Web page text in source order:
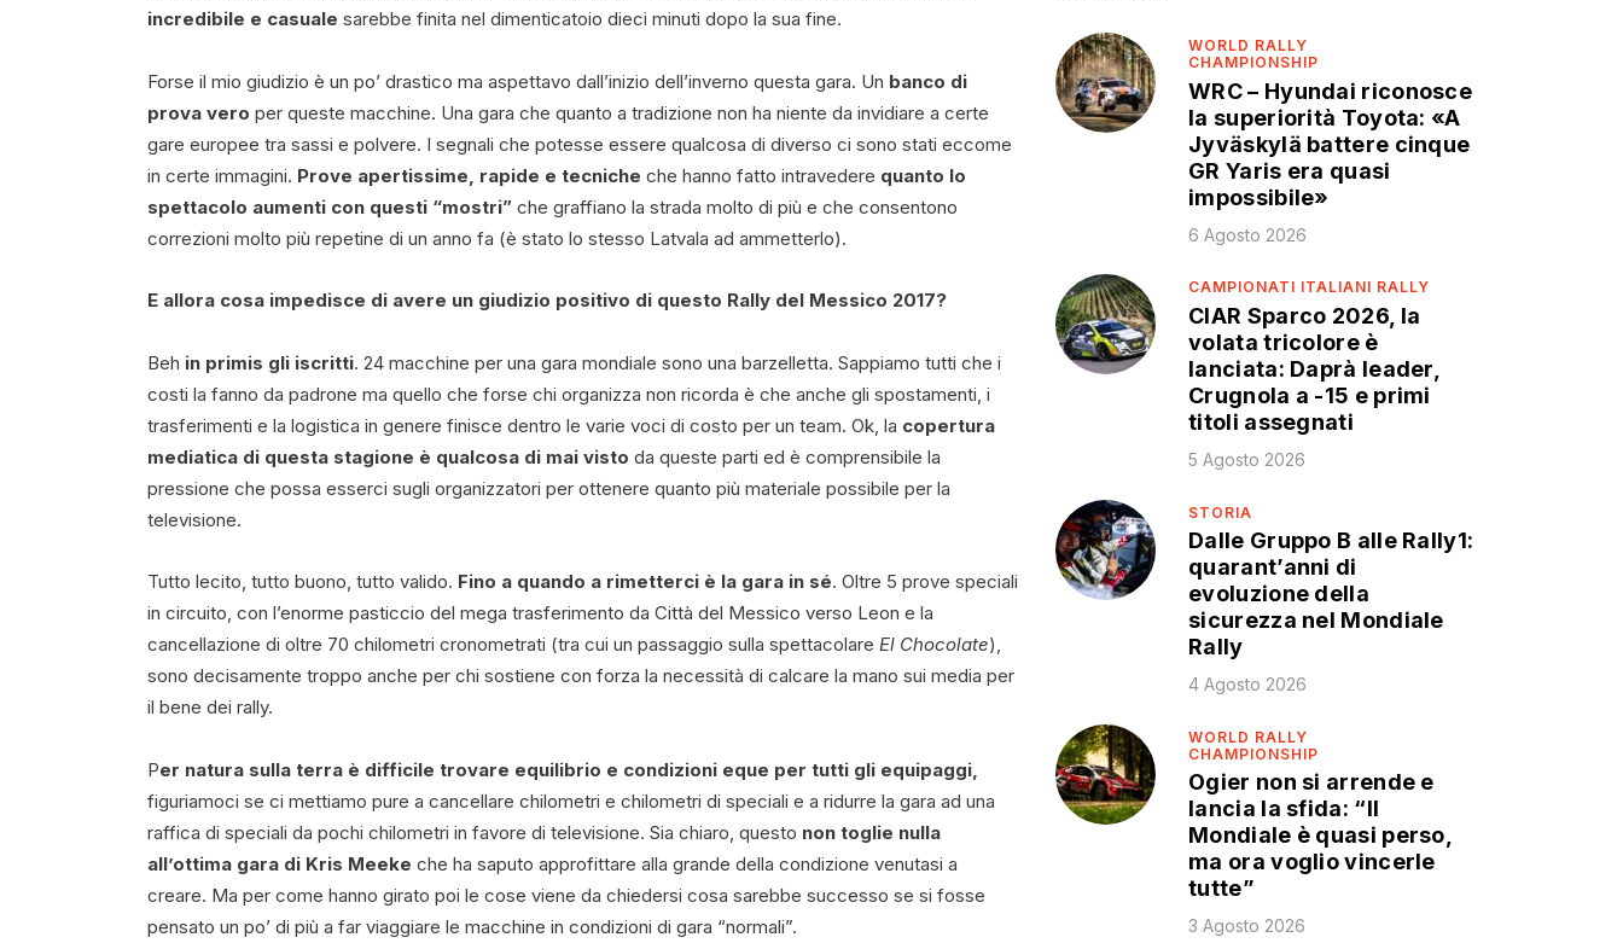
incredibile e casuale sarebbe finita nel dimenticatoio dieci minuti dopo la sua fine.
Forse il mio giudizio è un po’ drastico ma aspettavo dall’inizio dell’inverno questa gara. Un banco di
prova vero per queste macchine. Una gara che quanto a tradizione non ha niente da invidiare a certe
gare europee tra sassi e polvere. I segnali che potesse essere qualcosa di diverso ci sono stati eccome
in certe immagini. Prove apertissime, rapide e tecniche che hanno fatto intravedere quanto lo
spettacolo aumenti con questi “mostri” che graffiano la strada molto di più e che consentono
correzioni molto più repetine di un anno fa (è stato lo stesso Latvala ad ammetterlo).
E allora cosa impedisce di avere un giudizio positivo di questo Rally del Messico 2017?
Beh in primis gli iscritti. 24 macchine per una gara mondiale sono una barzelletta. Sappiamo tutti che i
costi la fanno da padrone ma quello che forse chi organizza non ricorda è che anche gli spostamenti, i
trasferimenti e la logistica in genere finisce dentro le varie voci di costo per un team. Ok, la copertura
mediatica di questa stagione è qualcosa di mai visto da queste parti ed è comprensibile la
pressione che possa esserci sugli organizzatori per ottenere quanto più materiale possibile per la
televisione.
Tutto lecito, tutto buono, tutto valido. Fino a quando a rimetterci è la gara in sé. Oltre 5 prove speciali
in circuito, con l’enorme pasticcio del mega trasferimento da Città del Messico verso Leon e la
cancellazione di oltre 70 chilometri cronometrati (tra cui un passaggio sulla spettacolare El Chocolate),
sono decisamente troppo anche per chi sostiene con forza la necessità di calcare la mano sui media per
il bene dei rally.
Per natura sulla terra è difficile trovare equilibrio e condizioni eque per tutti gli equipaggi,
figuriamoci se ci mettiamo pure a cancellare chilometri e chilometri di speciali e a ridurre la gara ad una
raffica di speciali da pochi chilometri in favore di televisione. Sia chiaro, questo non toglie nulla
all’ottima gara di Kris Meeke che ha saputo approfittare alla grande della condizione venutasi a
creare. Ma per come hanno girato poi le cose viene da chiedersi cosa sarebbe successo se si fosse
pensato un po’ di più a far viaggiare le macchine in condizioni di gara “normali”.
WORLD RALLY
CHAMPIONSHIP
WRC – Hyundai riconosce
la superiorità Toyota: «A
Jyväskylä battere cinque
GR Yaris era quasi
impossibile»
6 Agosto 2026
CAMPIONATI ITALIANI RALLY
CIAR Sparco 2026, la
volata tricolore è
lanciata: Daprà leader,
Crugnola a -15 e primi
titoli assegnati
5 Agosto 2026
STORIA
Dalle Gruppo B alle Rally1:
quarant’anni di
evoluzione della
sicurezza nel Mondiale
Rally
4 Agosto 2026
WORLD RALLY
CHAMPIONSHIP
Ogier non si arrende e
lancia la sfida: “Il
Mondiale è quasi perso,
ma ora voglio vincerle
tutte”
3 Agosto 2026